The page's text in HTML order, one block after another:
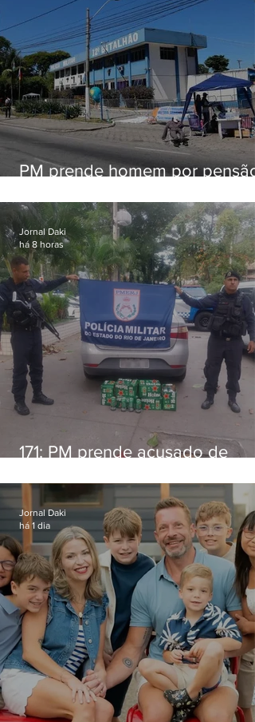
PM prende homem por pensão
171: PM prende acusado de
Niterói
Jornal Daki
há 8 horas
Jornal Daki
há 1 dia